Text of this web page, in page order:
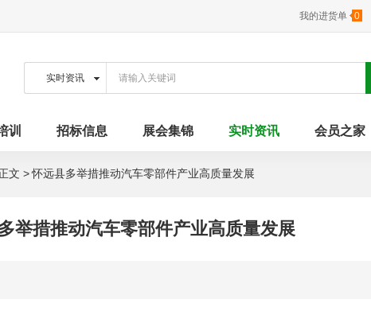
我的进货单 0
训 招标信息 展会集锦 实时资讯 会员之家
文 >怀远县多举措推动汽车零部件产业高质量发展
举措推动汽车零部件产业高质量发展